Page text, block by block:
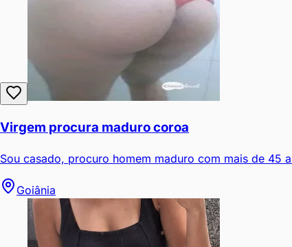
Virgem procura maduro coroa
Sou casado, procuro homem maduro com mais de 45
Goiânia